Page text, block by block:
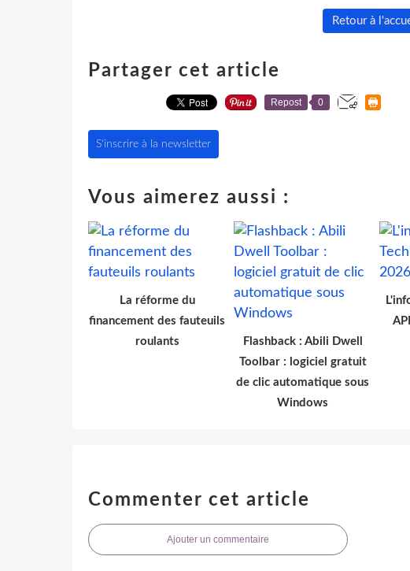
Retour à
Partager cet article
Repost 0
S'inscrire à la newsletter
Vous aimerez aussi :
La réforme du
financement des fauteuils
roulants
Flashback : Abili Dwell
Toolbar : logiciel gratuit
de clic automatique sous
Windows
Commenter cet article
Ajouter un commentaire